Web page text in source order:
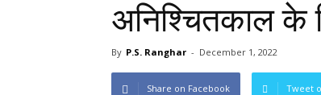
अनिश्चितकाल के
By P.S. Ranghar - December 1, 2022
Share on Facebook Tweet